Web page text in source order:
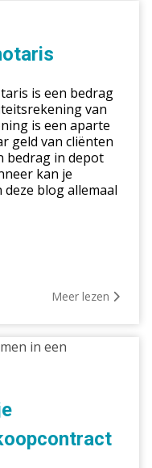
is een bedrag
van
is een aparte
geld van cliënten
bedrag in depot
kan je
blog allemaal
Meer lezen